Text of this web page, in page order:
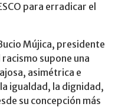
para erradicar el
Mújica, presidente
supone una
asimétrica e
igualdad, la dignidad,
su concepción más